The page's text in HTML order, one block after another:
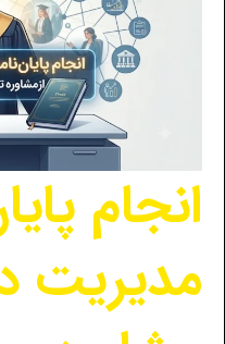
انجام
مدیریت